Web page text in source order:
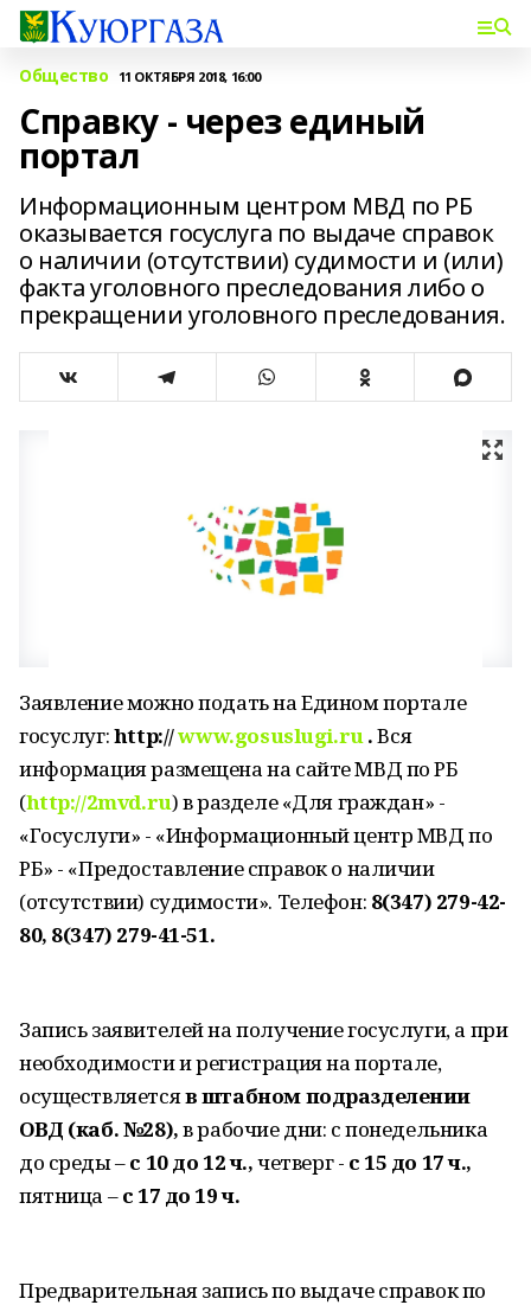
Общество 11 ОКТЯБРЯ 2018, 16:00
Справку - через единый
портал
Информационным центром МВД по РБ
оказывается госуслуга по выдаче справок
о наличии (отсутствии) судимости и (или)
факта уголовного преследования либо о
прекращении уголовного преследования.
Заявление можно подать на Едином портале
госуслуг:http://www.gosuslugi.ru.Вся
информация размещена на сайте МВД по РБ
(http://2mvd.ru) в разделе «Для граждан» -
«Госуслуги» - «Информационный центр МВД по
РБ» - «Предоставление справок о наличии
(отсутствии) судимости». Телефон: 8(347) 279-42-
80, 8(347) 279-41-51.
Запись заявителей на получение госуслуги, а при
необходимости и регистрация на портале,
осуществляетсяв штабном подразделении
ОВД (каб. №28),в рабочие дни: с понедельника
до среды –с 10 до 12 ч.,четверг - с 15 до 17 ч.,
пятница –с 17 до 19 ч.
Предварительная запись по выдаче справок по